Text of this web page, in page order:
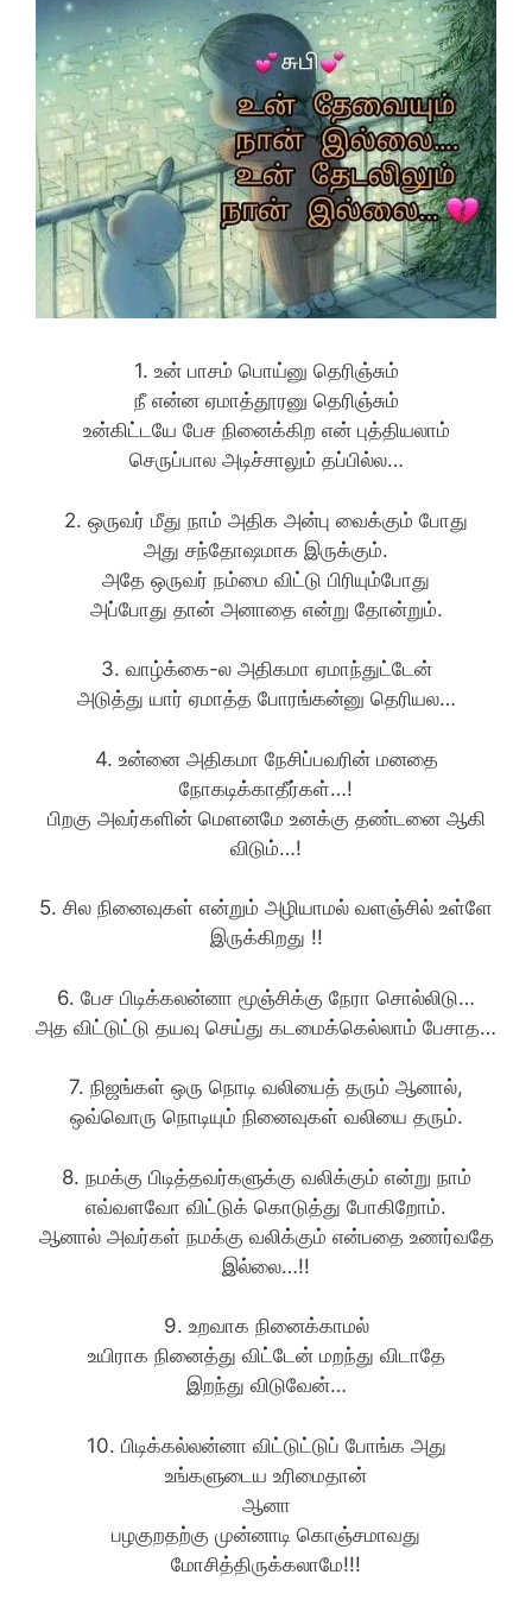
1. உன் பாசம் பொய்னு தெரிஞ்சும்
நீ என்ன ஏமாத்தூரனு தெரிஞ்சும்
உன்கிட்டயே பேச நினைக்கிற என் புத்தியலாம்
செருப்பால அடிச்சாலும் தப்பில்ல…
2. ஒருவர் மீது நாம் அதிக அன்பு வைக்கும் போது
அது சந்தோஷமாக இருக்கும்.
அதே ஒருவர் நம்மை விட்டு பிரியும்போது
அப்போது தான் அனாதை என்று தோன்றும்.
3. வாழ்க்கை-ல அதிகமா ஏமாந்துட்டேன்
அடுத்து யார் ஏமாத்த போரங்கன்னு தெரியல…
4. உன்னை அதிகமா நேசிப்பவரின் மனதை
நோகடிக்காதீர்கள்…!
பிறகு அவர்களின் மெளனமே உனக்கு தண்டனை ஆகி
விடும்…!
5. சில நினைவுகள் என்றும் அழியாமல் வளஞ்சில் உள்ளே
இருக்கிறது !!
6. பேச பிடிக்கலன்னா மூஞ்சிக்கு நேரா சொல்லிடு…
அத விட்டுட்டு தயவு செய்து கடமைக்கெல்லாம் பேசாத…
7. நிஜங்கள் ஒரு நொடி வலியைத் தரும் ஆனால்,
ஒவ்வொரு நொடியும் நினைவுகள் வலியை தரும்.
8. நமக்கு பிடித்தவர்களுக்கு வலிக்கும் என்று நாம்
எவ்வளவோ விட்டுக் கொடுத்து போகிறோம்.
ஆனால் அவர்கள் நமக்கு வலிக்கும் என்பதை உணர்வதே
இல்லை…!!
9. உறவாக நினைக்காமல்
உயிராக நினைத்து விட்டேன் மறந்து விடாதே
இறந்து விடுவேன்…
10. பிடிக்கல்லன்னா விட்டுட்டுப் போங்க அது
உங்களுடைய உரிமைதான்
ஆனா
பழகுறதற்கு முன்னாடி கொஞ்சமாவது
மோசித்திருக்கலாமே!!!